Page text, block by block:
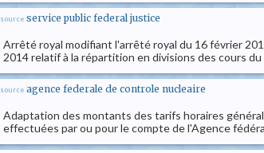
source service public federal justice
Arrêté royal modifiant l'arrêté royal du 16 février
2014 relatif à la répartition en divisions des cours
source agence federale de controle nucleaire
Adaptation des montants des tarifs horaires
effectuées par ou pour le compte de l'Agence